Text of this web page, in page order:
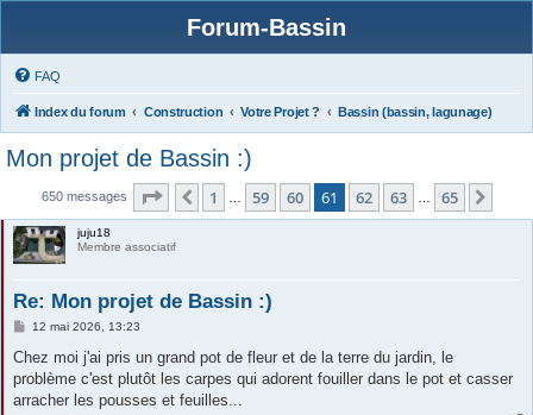
Forum-Bassin
FAQ
Index du forum Construction Votre Projet ? Bassin (bassin, lagunage)
Mon projet de Bassin :)
650 messages Page 61 sur 65
Précédente
1 59 60 61 62 63 65
juju18
Membre associatif
Re: Mon projet de Bassin :)
M
s
a
g
12 mai 2026, 13:23
Chez moi j'ai pris un grand pot de fleur et de la terre du jardin, le
problème c'est plutôt les carpes qui adorent fouiller dans le pot et casser
arracher les pousses et feuilles...